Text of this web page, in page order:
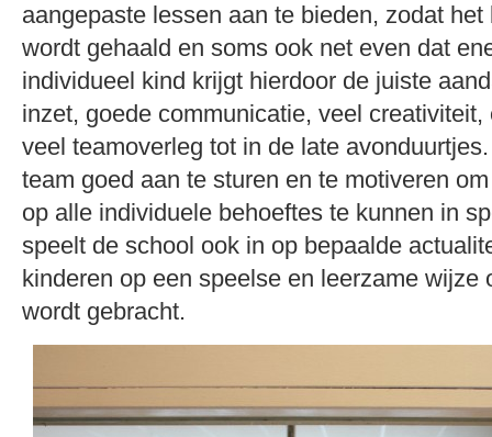
aangepaste lessen aan te bieden, zodat
wordt gehaald en soms ook net even dat
individueel kind krijgt hierdoor de juiste
inzet, goede communicatie, veel
veel teamoverleg tot in de late
team goed aan te sturen en te motiveren
op alle individuele behoeftes te kunnen in
speelt de school ook in op bepaalde
kinderen op een speelse en leerzame wijze
wordt gebracht.